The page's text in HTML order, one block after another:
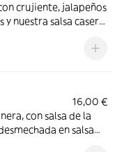
crujiente, jalapeños
nuestra salsa casera
16,00 €
con salsa de la
en salsa